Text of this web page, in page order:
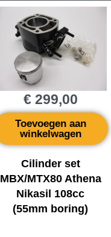
Cilinder set
MBX/MTX80 Athena
Nikasil 108cc
(55mm boring)
€299,00
Toevoegen aan
winkelwagen